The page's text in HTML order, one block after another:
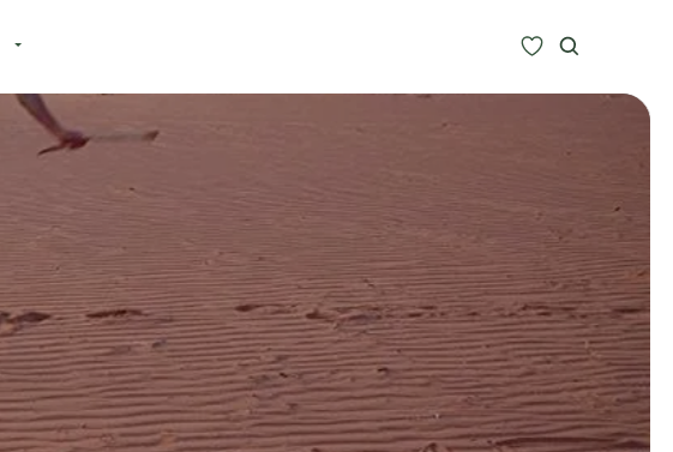
Alle bestemmingen
Type Reizen
Inspiratie
Meer